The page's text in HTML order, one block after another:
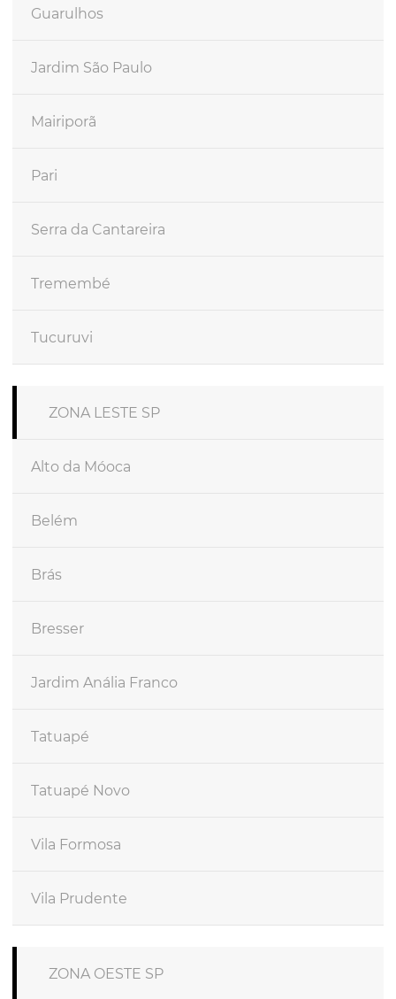
Guarulhos
Jardim São Paulo
Mairiporã
Pari
Serra da Cantareira
Tremembé
Tucuruvi
ZONA LESTE SP
Alto da Móoca
Belém
Brás
Bresser
Jardim Anália Franco
Tatuapé
Tatuapé Novo
Vila Formosa
Vila Prudente
ZONA OESTE SP